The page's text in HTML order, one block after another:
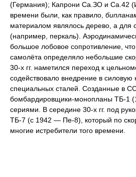
(Германия); Капрони Са.ЗО и Са.42
времени были, как правило,
материалом являлось дерево, а для
(например, перкаль).
большое лобовое сопротивление,
самолёта определяло небольшие
30-х гг. наметился переход к
содействовало внедрение в силовую
специальных сталей. Созданные в
бомбардировщики-монопланы ТБ-1
сериями. В середине 30-х гг. под
ТБ-7 (с 1942 — Пе-8), который по
многие истребители того времени.